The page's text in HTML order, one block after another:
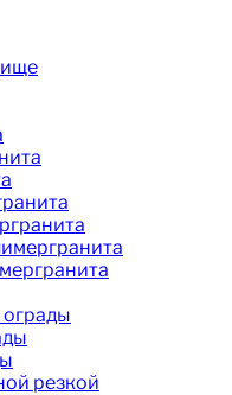
резкой